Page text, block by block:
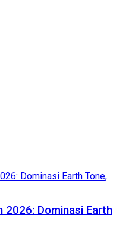
2026: Dominasi Earth